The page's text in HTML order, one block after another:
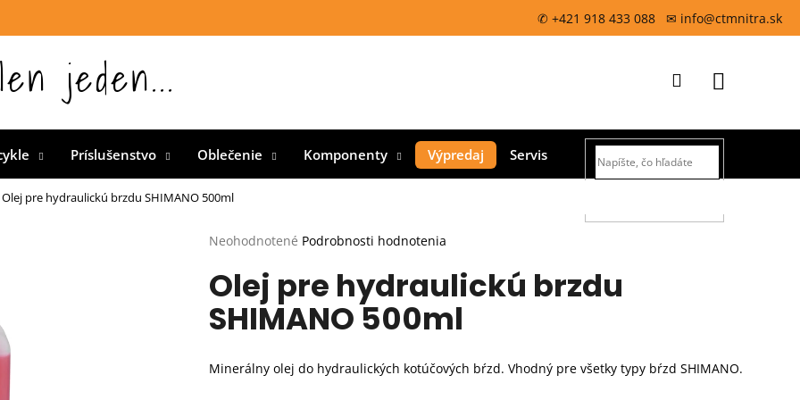
✆ +421 918 433 088 ✉ info@ctmnitra.sk
jeden...
Príslušenstvo Oblečenie Komponenty Výpredaj Servis
Prihlásenie
košík
Olej pre hydraulickú brzdu SHIMANO 500ml
Priemerné
produktu
je
0,0
z
Neohodnotené Podrobnosti hodnotenia
Olej pre hydraulickú brzdu
SHIMANO 500ml
Minerálny olej do hydraulických kotúčových bŕzd. Vhodný pre všetky typy bŕzd SHIMANO.